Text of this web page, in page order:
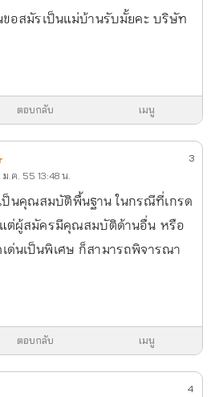
ขอสมัรเป็นแม่บ้านรับมั้ยคะ บริษัท
ตอบกลับ เมนู
ม.ค. 55 13:48 น.
3
นคุณสมบัติพื้นฐาน ในกรณีที่เกรด
แต่ผู้สมัครมีคุณสมบัติด้านอื่น หรือ
ด่นเป็นพิเศษ ก็สามารถพิจารณา
ตอบกลับ เมนู
4